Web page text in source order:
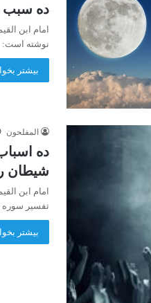
ده سبب
امام ابن
نوشته است:‌
بیشتر
المفلحون
ده
شیطان
امام ابن
تفسیر سوره
بیشتر